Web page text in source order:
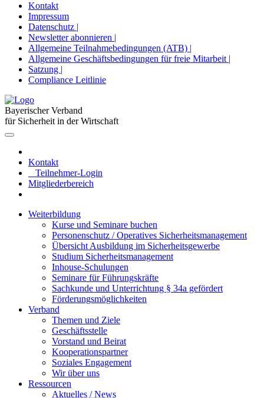
Kontakt
Impressum
Datenschutz |
Newsletter abonnieren |
Allgemeine Teilnahmebedingungen (ATB) |
Allgemeine Geschäftsbedingungen für freie Mitarbeit |
Satzung |
Compliance Leitlinie
Bayerischer Verband
für Sicherheit in der Wirtschaft
Kontakt
Teilnehmer-Login
Mitgliederbereich
Weiterbildung
Kurse und Seminare buchen
Personenschutz / Operatives Sicherheitsmanagement
Übersicht Ausbildung im Sicherheitsgewerbe
Studium Sicherheitsmanagement
Inhouse-Schulungen
Seminare für Führungskräfte
Sachkunde und Unterrichtung § 34a gefördert
Förderungsmöglichkeiten
Verband
Themen und Ziele
Geschäftsstelle
Vorstand und Beirat
Kooperationspartner
Soziales Engagement
Wir über uns
Ressourcen
Aktuelles / News